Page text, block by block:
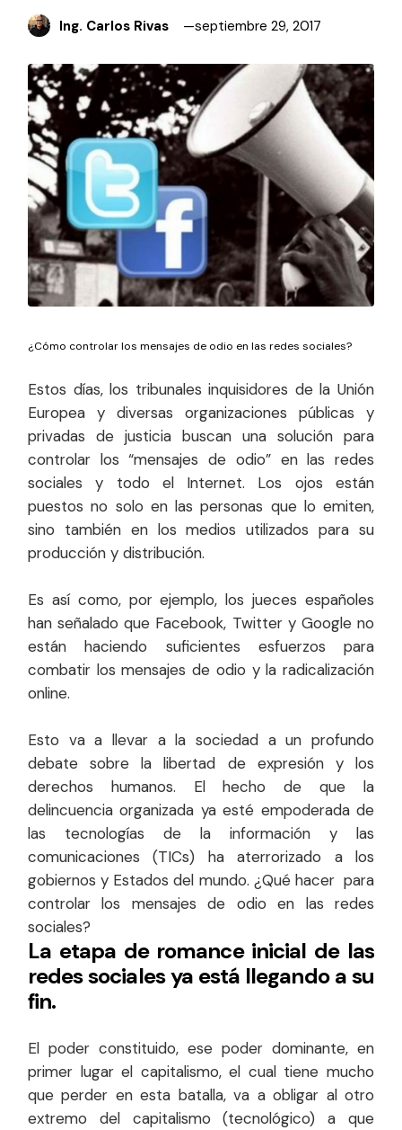
Ing. Carlos Rivas septiembre 29, 2017
¿Cómo controlar los mensajes de odio en las redes sociales?
Estos días, los tribunales inquisidores de la Unión
Europea y diversas organizaciones públicas y
privadas de justicia buscan una solución para
controlar los “mensajes de odio” en las redes
sociales y todo el Internet. Los ojos están
puestos no solo en las personas que lo emiten,
sino también en los medios utilizados para su
producción y distribución.
Es así como, por ejemplo, los jueces españoles
han señalado que Facebook, Twitter y Google no
están haciendo suficientes esfuerzos para
combatir los mensajes de odio y la radicalización
online.
Esto va a llevar a la sociedad a un profundo
debate sobre la libertad de expresión y los
derechos humanos. El hecho de que la
delincuencia organizada ya esté empoderada de
las tecnologías de la información y las
comunicaciones (TICs) ha aterrorizado a los
gobiernos y Estados del mundo. ¿Qué hacer para
controlar los mensajes de odio en las redes
sociales?
La etapa de romance inicial de las
redes sociales ya está llegando a su
fin.
El poder constituido, ese poder dominante, en
primer lugar el capitalismo, el cual tiene mucho
que perder en esta batalla, va a obligar al otro
extremo del capitalismo (tecnológico) a que